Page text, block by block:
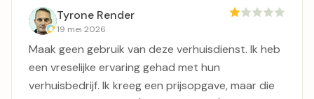
Tyrone Render
19 mei 2026
Maak geen gebruik van deze verhuisdienst. Ik heb
een vreselijke ervaring gehad met hun
verhuisbedrijf. Ik kreeg een prijsopgave, maar die